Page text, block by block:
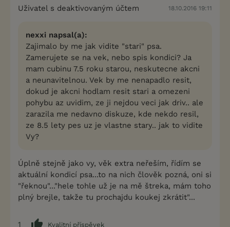
Uživatel s deaktivovaným účtem 18.10.2016 19:11
nexxi napsal(a):
Zajimalo by me jak vidite "stari" psa.
Zamerujete se na vek, nebo spis kondici? Ja
mam cubinu 7.5 roku starou, neskutecne akcni
a neunavitelnou. Vek by me nenapadlo resit,
dokud je akcni hodlam resit stari a omezeni
pohybu az uvidim, ze ji nejdou veci jak driv.. ale
zarazila me nedavno diskuze, kde nekdo resil,
ze 8.5 lety pes uz je vlastne stary.. jak to vidite
Vy?
Úplně stejně jako vy, věk extra neřeším, řídím se
aktuální kondicí psa...to na nich člověk pozná, oni si
"řeknou"..."hele tohle už je na mě štreka, mám toho
plný brejle, takže tu prochajdu koukej zkrátit"...
1 Kvalitní příspěvek